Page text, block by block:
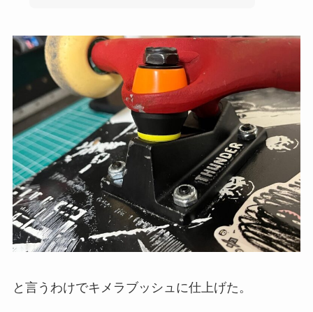
と言うわけでキメラブッシュに仕上げた。